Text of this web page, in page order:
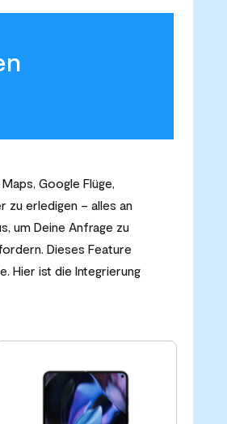
Google Flüge,
zu erledigen – alles an
um Deine Anfrage zu
Dieses Feature
Hier ist die Integrierung